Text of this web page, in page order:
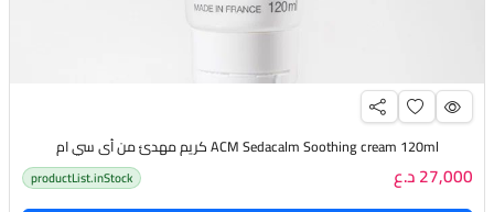
ACM Sedacalm Soothing cream 120ml كريم مهدئ من أي سي ام
27,000 د.ع productList.inStock